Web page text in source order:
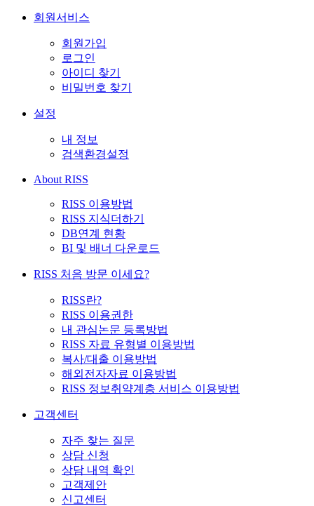
회원서비스
회원가입
로그인
아이디 찾기
비밀번호 찾기
설정
내 정보
검색환경설정
About RISS
RISS 이용방법
RISS 지식더하기
DB연계 현황
BI 및 배너 다운로드
RISS 처음 방문 이세요?
RISS란?
RISS 이용권한
내 관심논문 등록방법
RISS 자료 유형별 이용방법
복사/대출 이용방법
해외전자자료 이용방법
RISS 정보취약계층 서비스 이용방법
고객센터
자주 찾는 질문
상담 신청
상담 내역 확인
고객제안
신고센터